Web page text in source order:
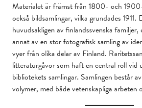
Materialet är främst från 1800- och
också bildsamlingar, vilka grundades 1911.
huvudsakligen av finlandssvenska
annat av en stor fotografisk samling av
vyer från olika delar av Finland.
litteraturgåvor som haft en central roll vid
bibliotekets samlingar. Samlingen består av
volymer, med både vetenskapliga